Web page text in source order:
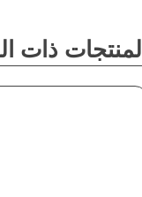
المنتجات ذات